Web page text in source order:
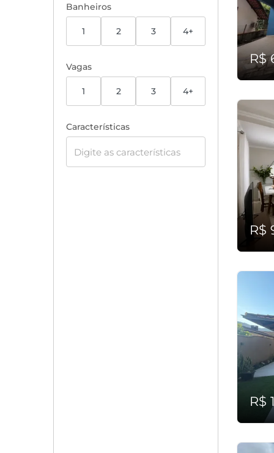
Banheiros
1 2 3 4+
Vagas
1 2 3 4+
Características
R$
R$
R$